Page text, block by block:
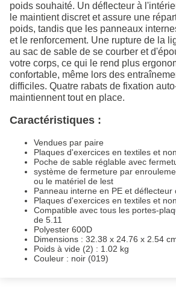
poids souhaité. Un déflecteur à
le maintient discret et assure une
poids, tandis que les panneaux
et le renforcement. Une rupture de la
au sac de sable de se courber et
votre corps, ce qui le rend plus
confortable, même lors des
difficiles. Quatre rabats de fixation
maintiennent tout en place.
Caractéristiques :
Vendues par paire
Plaques d'exercices en textiles et
Poche de sable réglable avec
système de fermeture par
ou le matériel de lest
Panneau interne en PE et déflecteur
Plaques d'exercices en textiles et
Compatible avec tous les portes-
de 5.11
Polyester 600D
Dimensions : 32.38 x 24.76 x 2.54
Poids à vide (2) : 1.02 kg
Couleur : noir (019)